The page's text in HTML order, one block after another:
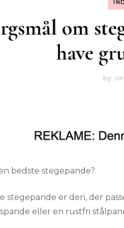
om
have
by
bedste stegepande?
stegepande er den, der
eller en rustfri